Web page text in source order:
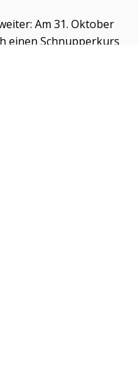
Am 31. Oktober
einen Schnupperkurs